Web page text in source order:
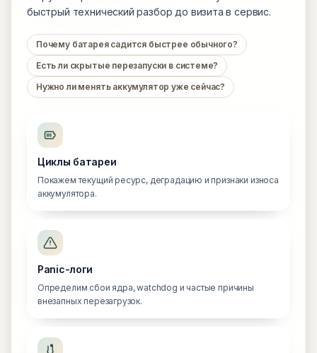
быстрый технический разбор до визита в сервис.
Почему батарея садится быстрее обычного?
Есть ли скрытые перезапуски в системе?
Нужно ли менять аккумулятор уже сейчас?
Циклы батареи
Покажем текущий ресурс, деградацию и признаки износа
аккумулятора.
Panic-логи
Определим сбои ядра, watchdog и частые причины
внезапных перезагрузок.